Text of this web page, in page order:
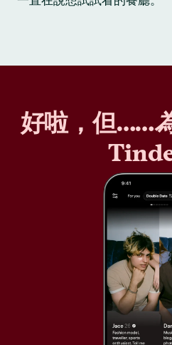
好啦，但……